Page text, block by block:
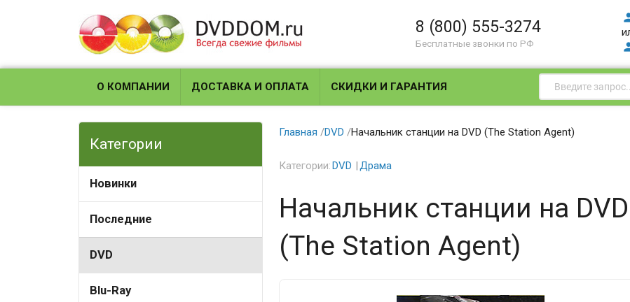
8 (800) 555-3274
Бесплатные звонки по РФ
О КОМПАНИИ ДОСТАВКА И ОПЛАТА СКИДКИ И ГАРАНТИЯ
Категории
Новинки
Последние
DVD
Blu-Ray
Главная /DVD /Начальник станции на DVD (The Station Agent)
Категории:DVD Драма
Начальник станции на DVD
(The Station Agent)